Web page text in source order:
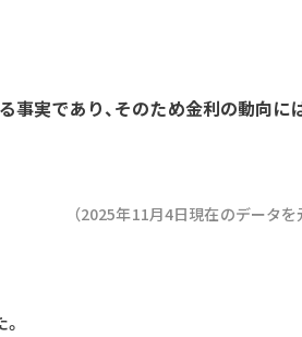
事実であり、そのため金利の動向に
（2025年11月4日現在のデータを